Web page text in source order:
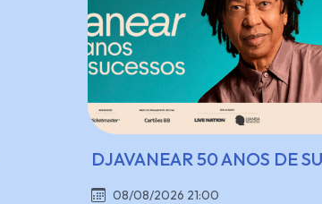
DJAVANEAR 50 ANOS DE
08/08/2026 21:00